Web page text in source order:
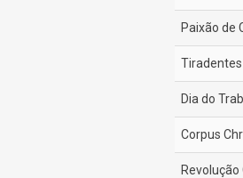
Paixão de
Tiradentes
Dia do
Corpus